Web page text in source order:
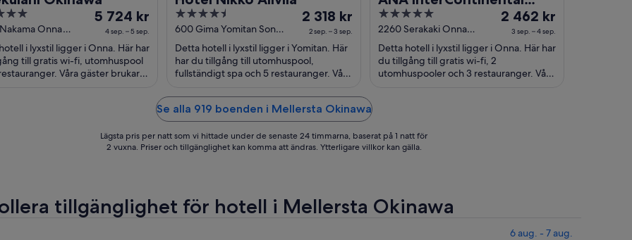
Nakama Onna
Prefecture
Priset
5 724 kr
per
natt
och
5 724 kr
4 sep. – 5 sep.
i lyxstil ligger i Onna. Här har
till gratis wi-fi, utomhuspool
Våra gäster brukar
4.5
out
of
5
600 Gima Yomitan Son
Yomitan Okinawa-ken
Priset
är
2 318 kr
per
natt
2
sep.
och
3
2 318 kr
2 sep. – 3 sep.
Detta hotell i lyxstil ligger i Yomitan. Här
har du tillgång till utomhuspool,
fullständigt spa och 5 restauranger. Våra
hjälpsamma ...
Manza Beach Resort by
IHG
5
out
of
5
2260 Serakaki Onna
Okinawa
Priset
2 462 kr
natt
2 462 kr
3 sep. – 4 sep.
Detta hotell i lyxstil ligger i Onna. Här har
du tillgång till gratis wi-fi, 2
utomhuspooler och 3 restauranger. Våra
Se alla 919 boenden i Mellersta Okinawa
Lägsta pris per natt som vi hittade under de senaste 24 timmarna, baserat på 1 natt för
2 vuxna. Priser och tillgänglighet kan komma att ändras. Ytterligare villkor kan gälla.
tillgänglighet för hotell i Mellersta Okinawa
6 aug. - 7 aug.